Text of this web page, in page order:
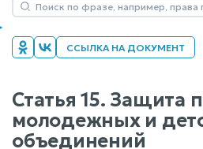
ССЫЛКА НА ДОКУМЕНТ
Статья 15. Защита
молодежных и
объединений